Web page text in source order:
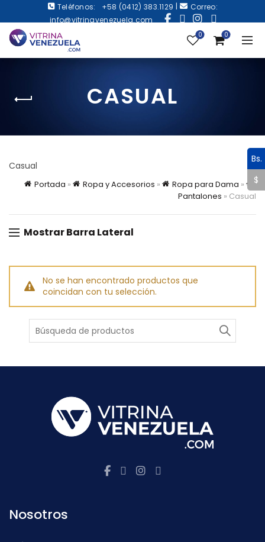
Teléfonos: +58 (0412) 383.1129 |
Correo:
info@vitrinavenezuela.com
0 0
CASUAL
Casual
Portada » Ropa y Accesorios » Ropa para Dama »
Pantalones » Casual
Mostrar Barra Lateral
No se han encontrado productos que
coincidan con tu selección.
Buscar
Nosotros
Bs.
$